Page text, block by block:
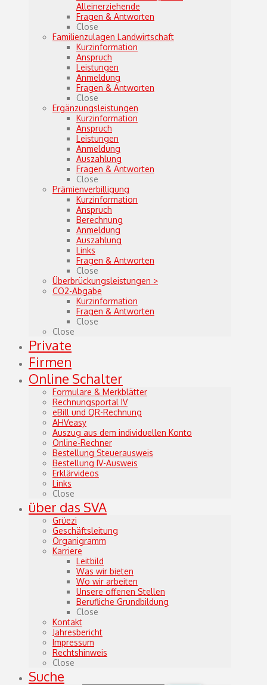
Alleinerziehende
Fragen & Antworten
Close
Familienzulagen Landwirtschaft
Kurzinformation
Anspruch
Leistungen
Anmeldung
Fragen & Antworten
Close
Ergänzungsleistungen
Kurzinformation
Anspruch
Leistungen
Anmeldung
Auszahlung
Fragen & Antworten
Close
Prämienverbilligung
Kurzinformation
Anspruch
Berechnung
Anmeldung
Auszahlung
Links
Fragen & Antworten
Close
Überbrückungsleistungen >
CO2-Abgabe
Kurzinformation
Fragen & Antworten
Close
Close
Private
Firmen
Online Schalter
Formulare & Merkblätter
Rechnungsportal IV
eBill und QR-Rechnung
AHVeasy
Auszug aus dem individuellen Konto
Online-Rechner
Bestellung Steuerausweis
Bestellung IV-Ausweis
Erklärvideos
Links
Close
über das SVA
Grüezi
Geschäftsleitung
Organigramm
Karriere
Leitbild
Was wir bieten
Wo wir arbeiten
Unsere offenen Stellen
Berufliche Grundbildung
Close
Kontakt
Jahresbericht
Impressum
Rechtshinweis
Close
Suche